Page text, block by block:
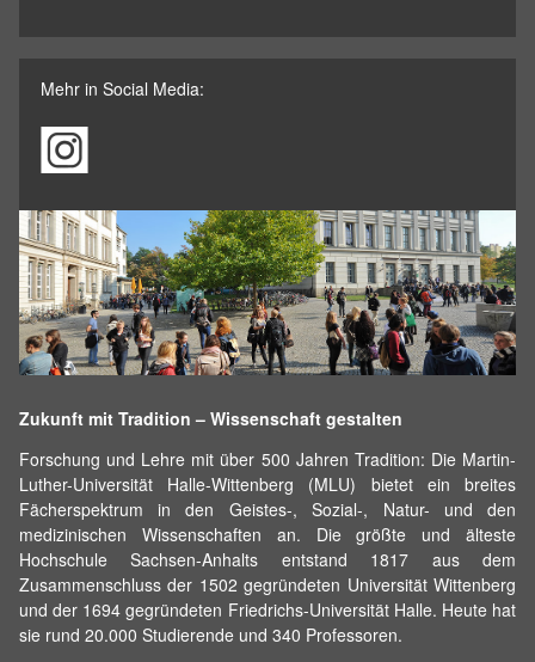
Mehr in Social Media:
Zukunft mit Tradition – Wissenschaft gestalten
Forschung und Lehre mit über 500 Jahren Tradition: Die Martin-
Luther-Universität Halle-Wittenberg (MLU) bietet ein breites
Fächerspektrum in den Geistes-, Sozial-, Natur- und den
medizinischen Wissenschaften an. Die größte und älteste
Hochschule Sachsen-Anhalts entstand 1817 aus dem
Zusammenschluss der 1502 gegründeten Universität Wittenberg
und der 1694 gegründeten Friedrichs-Universität Halle. Heute hat
sie rund 20.000 Studierende und 340 Professoren.